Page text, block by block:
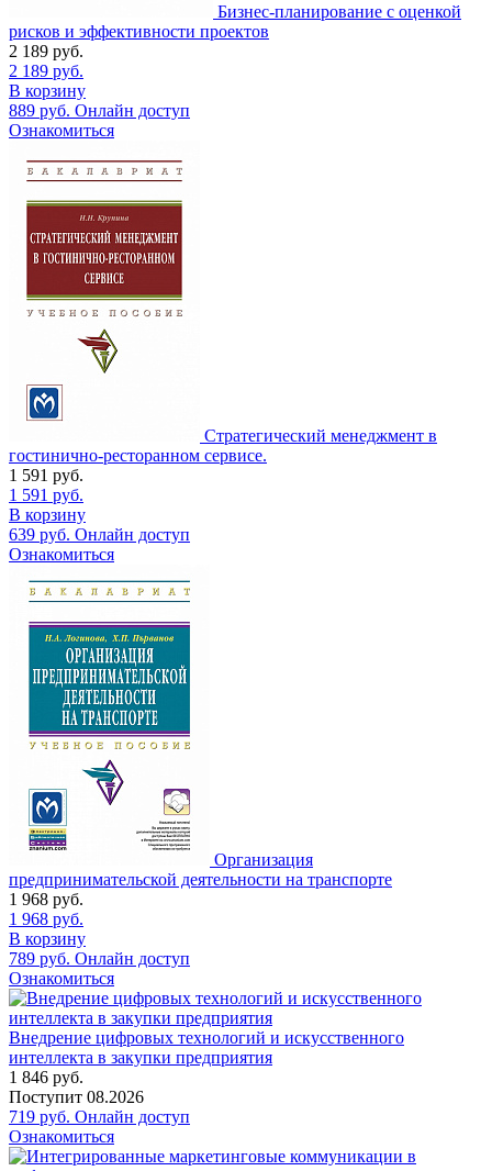
Бизнес-планирование с оценкой
рисков и эффективности проектов
2 189 руб.
2 189 руб.
В корзину
889 руб. Онлайн доступ
Ознакомиться
Стратегический менеджмент в
гостинично-ресторанном сервисе.
1 591 руб.
1 591 руб.
В корзину
639 руб. Онлайн доступ
Ознакомиться
Организация
предпринимательской деятельности на транспорте
1 968 руб.
1 968 руб.
В корзину
789 руб. Онлайн доступ
Ознакомиться
Внедрение цифровых технологий и искусственного
интеллекта в закупки предприятия
1 846 руб.
Поступит 08.2026
719 руб. Онлайн доступ
Ознакомиться